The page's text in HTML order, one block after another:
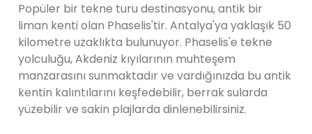
Popüler bir tekne turu destinasyonu, antik bir
liman kenti olan Phaselis'tir. Antalya'ya yaklaşık 50
kilometre uzaklıkta bulunuyor. Phaselis'e tekne
yolculuğu, Akdeniz kıyılarının muhteşem
manzarasını sunmaktadır ve vardığınızda bu antik
kentin kalıntılarını keşfedebilir, berrak sularda
yüzebilir ve sakin plajlarda dinlenebilirsiniz.